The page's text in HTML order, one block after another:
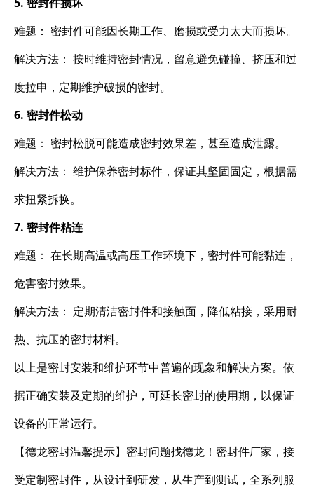
难题： 密封件可能因长期工作、磨损或受力太大而损坏。
解决方法： 按时维持密封情况，留意避免碰撞、挤压和过
度拉申，定期维护破损的密封。
6. 密封件松动
难题： 密封松脱可能造成密封效果差，甚至造成泄露。
解决方法： 维护保养密封标件，保证其坚固固定，根据需
求扭紧拆换。
7. 密封件粘连
难题： 在长期高温或高压工作环境下，密封件可能黏连，
危害密封效果。
解决方法： 定期清洁密封件和接触面，降低粘接，采用耐
热、抗压的密封材料。
以上是密封安装和维护环节中普遍的现象和解决方案。依
据正确安装及定期的维护，可延长密封的使用期，以保证
设备的正常运行。
【德龙密封温馨提示】密封问题找德龙！密封件厂家，接
受定制密封件，从设计到研发，从生产到测试，全系列服